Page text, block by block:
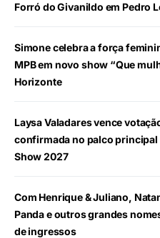
Forró do Givanildo em Pedro
Simone celebra a força
MPB em novo show “Que
Horizonte
Laysa Valadares vence
confirmada no palco principal
Show 2027
Com Henrique & Juliano,
Panda e outros grandes
de ingressos